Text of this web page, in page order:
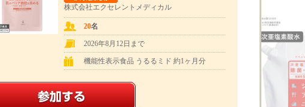
株式会社エクセレントメディカル
20名
2026年8月12日まで
機能性表示食品 うるるミド 約1ヶ月分